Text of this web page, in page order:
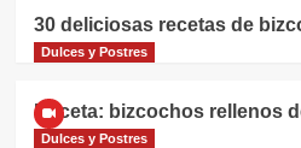
30 deliciosas recetas de
Dulces y Postres
Receta: bizcochos rellenos
Dulces y Postres